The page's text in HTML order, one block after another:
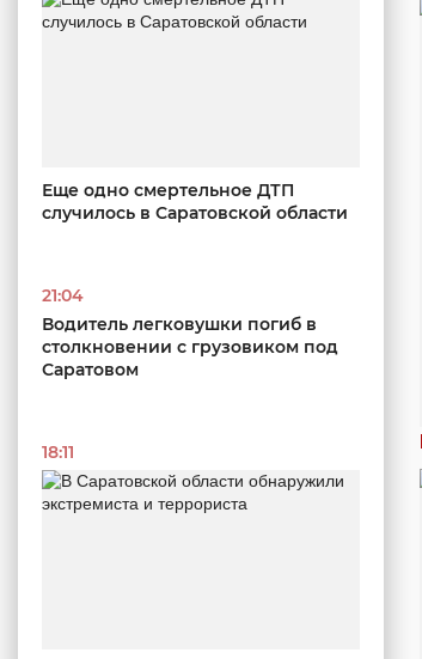
Еще одно смертельное ДТП
случилось в Саратовской области
21:04
Водитель легковушки погиб в
столкновении с грузовиком под
Саратовом
18:11